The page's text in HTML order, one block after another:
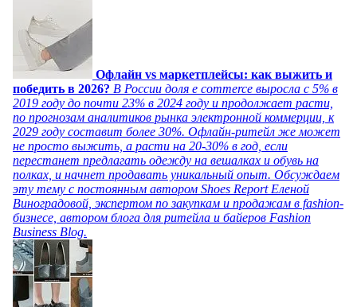
Офлайн vs маркетплейсы: как выжить и
победить в 2026? В России доля e commerce выросла с 5% в
2019 году до почти 23% в 2024 году и продолжает расти,
по прогнозам аналитиков рынка электронной коммерции, к
2029 году составит более 30%. Офлайн-ритейл же может
не просто выжить, а расти на 20-30% в год, если
перестанет предлагать одежду на вешалках и обувь на
полках, и начнет продавать уникальный опыт. Обсуждаем
эту тему с постоянным автором Shoes Report Еленой
Виноградовой, экспертом по закупкам и продажам в fashion-
бизнесе, автором блога для ритейла и байеров Fashion
Business Blog.